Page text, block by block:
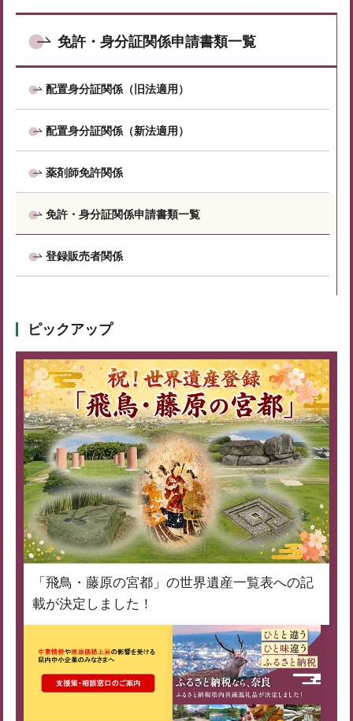
免許・身分証関係申請書類一覧
配置身分証関係（旧法適用）
配置身分証関係（新法適用）
薬剤師免許関係
免許・身分証関係申請書類一覧
登録販売者関係
ピックアップ
「飛鳥・藤原の宮都」の世界遺産一覧表への記
載が決定しました！